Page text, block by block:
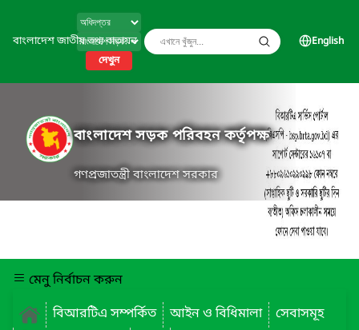
বাংলাদেশ জাতীয় তথ্য বাতায়ন
দেখুন
English
বাংলাদেশ সড়ক পরিবহন কর্তৃপক্ষ
গণপ্রজাতন্ত্রী বাংলাদেশ সরকার
মেনু নির্বাচন করুন
বিআরটিএ সম্পর্কিত
আইন ও বিধিমালা
সেবাসমূহ